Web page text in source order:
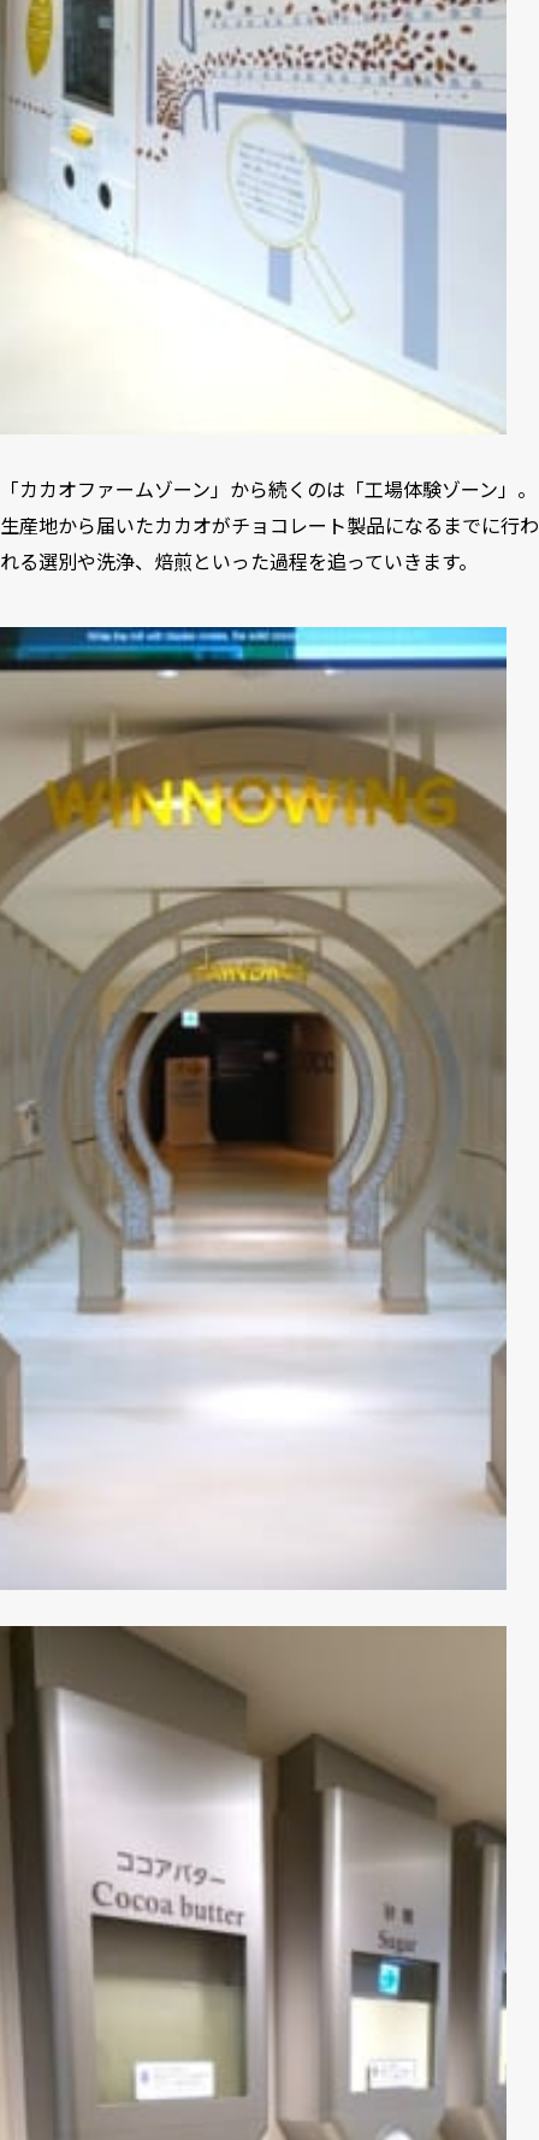
「カカオファームゾーン」から続くのは「工場体験ゾーン」。
生産地から届いたカカオがチョコレート製品になるまでに行わ
れる選別や洗浄、焙煎といった過程を追っていきます。